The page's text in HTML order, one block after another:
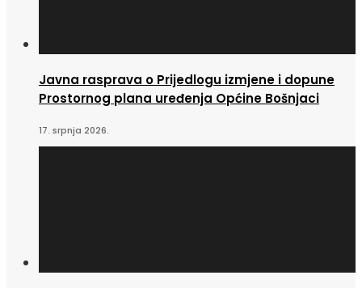
Javna rasprava o Prijedlogu izmjene i dopune
Prostornog plana uređenja Općine Bošnjaci
17. srpnja 2026.